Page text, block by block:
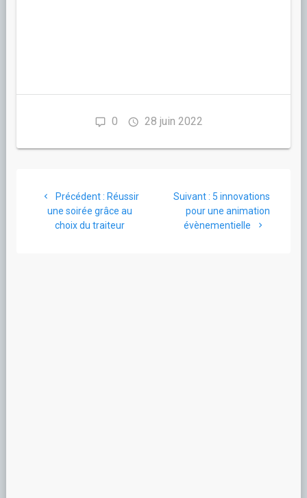
0 28 juin 2022
Précédent : Article
précédent
:
Réussir
une soirée grâce au
choix du traiteur
Suivant : Article
suivant
:
5 innovations
pour une animation
évènementielle